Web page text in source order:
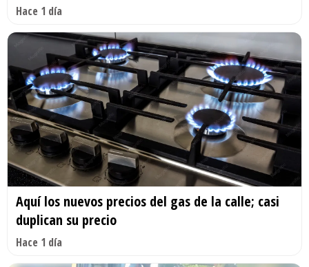
Hace 1 día
Aquí los nuevos precios del gas de la calle; casi
duplican su precio
Hace 1 día